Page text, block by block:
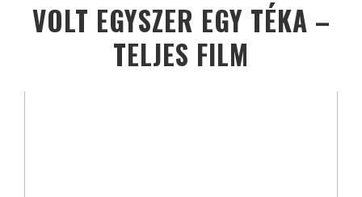
VOLT EGYSZER EGY TÉKA –
TELJES FILM